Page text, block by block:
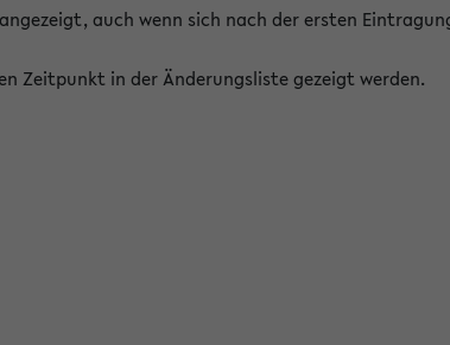
auch wenn sich nach der ersten
Zeitpunkt in der Änderungsliste gezeigt werden.